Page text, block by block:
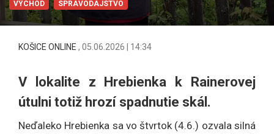
VÝCHOD SPRAVODAJSTVO
KOŠICE ONLINE , 05.06.2026 | 14:34
V lokalite z Hrebienka k Rainerovej
útulni totiž hrozí spadnutie skál.
Neďaleko Hrebienka sa vo štvrtok (4.6.) ozvala silná